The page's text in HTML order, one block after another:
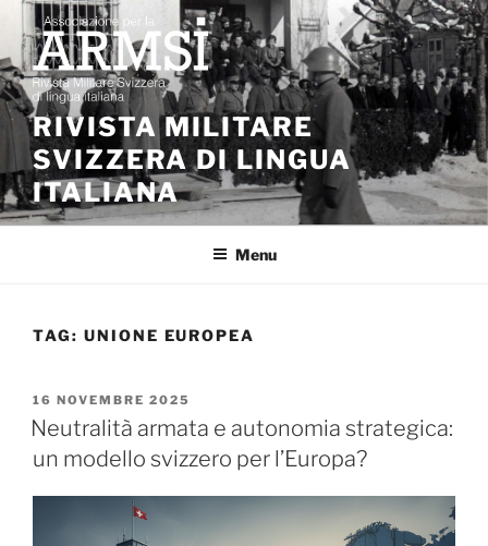
Salta
contenuto
RIVISTA MILITARE
SVIZZERA DI LINGUA
ITALIANA
Menu
TAG: UNIONE EUROPEA
PUBBLICATO
IL
16 NOVEMBRE 2025
Neutralità armata e autonomia strategica:
un modello svizzero per l’Europa?